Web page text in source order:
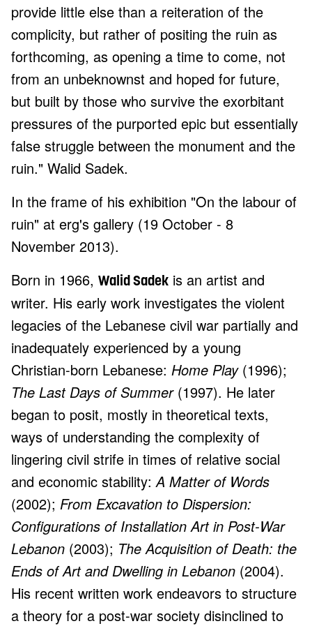
provide little else than a reiteration of the
complicity, but rather of positing the ruin as
forthcoming, as opening a time to come, not
from an unbeknownst and hoped for future,
but built by those who survive the exorbitant
pressures of the purported epic but essentially
false struggle between the monument and the
ruin." Walid Sadek.
In the frame of his exhibition "On the labour of
ruin" at erg's gallery (19 October - 8
November 2013).
Born in 1966, Walid Sadek is an artist and
writer. His early work investigates the violent
legacies of the Lebanese civil war partially and
inadequately experienced by a young
Christian-born Lebanese: Home Play(1996);
The Last Days of Summer(1997). He later
began to posit, mostly in theoretical texts,
ways of understanding the complexity of
lingering civil strife in times of relative social
and economic stability: A Matter of Words
(2002); From Excavation to Dispersion:
Configurations of Installation Art in Post-War
Lebanon (2003); The Acquisition of Death: the
Ends of Art and Dwelling in Lebanon (2004).
His recent written work endeavors to structure
a theory for a post-war society disinclined to